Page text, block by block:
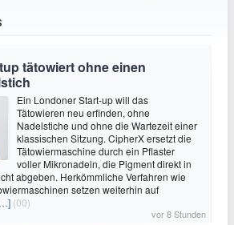
tätowiert ohne einen
Ein Londoner Start-up will das
Tätowieren neu erfinden, ohne
Nadelstiche und ohne die Wartezeit einer
klassischen Sitzung. CipherX ersetzt die
Tätowiermaschine durch ein Pflaster
voller Mikronadeln, die Pigment direkt in
abgeben. Herkömmliche Verfahren wie
setzen weiterhin auf
(00)
vor 8 Stunden